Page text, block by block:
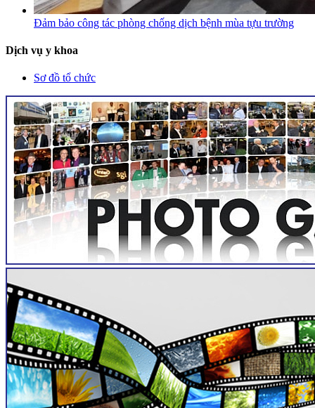
Đảm bảo công tác phòng chống dịch bệnh mùa tựu trường
Dịch vụ y khoa
Sơ đồ tổ chức